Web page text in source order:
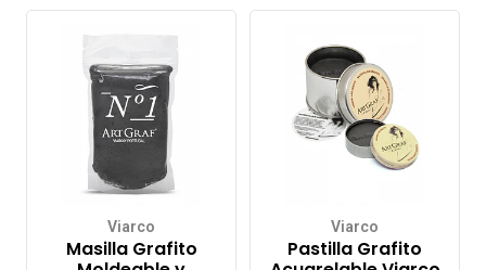
Viarco
Masilla Grafito
Viarco
Pastilla Grafito